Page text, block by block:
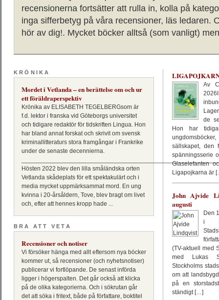
recensionerna fortsätter att rulla in, kolla på
inga sifferbetyg på våra recensioner, läs ledaren.
hör av dig!. Mycket böcker alltså (som vanligt)
KRÖNIKA
Mordet i Vetlanda – en berättelse om och ur
ett föräldraperspektiv
Krönika av ELISABETH TEGELBERGsom är
f.d. lektor i franska vid Göteborgs universitet
och tidigare redaktör för tidskriften Lingua. Hon
har bland annat forskat och skrivit om svensk
kriminallitteraturs stora framgångar i Frankrike
under de senaste decennierna.
Hösten 2022 blev den lilla småländska orten
Vetlanda skådeplats för ett spektakulärt och i
media mycket uppmärksammat mord. En ung
kvinna i 20-årsåldern, Tove, blev bragt om livet
och, efter att hennes kropp hade ...
BRA ATT VETA
Recensioner och notiser
Vi försöker hänga med allt eftersom nya böcker
kommer ut, så recensioner (och nyhetsnotiser)
publicerar vi fortlöpande. De senast införda
ligger i högerspalten. Det går också att klicka
på de olika kategorierna. Och i sökrutan går
det att söka i fritext, både på författare, boktitel
Av
de
Hon har
sällskapet, den
spänningsserie
Glaselefanten
Ligapojkarna är
John Ajvide
augusti
Den
i
(TV-aktuell med
med Lukas
Stockholms
om att
på en
ständigt […]